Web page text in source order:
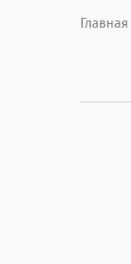
Главная